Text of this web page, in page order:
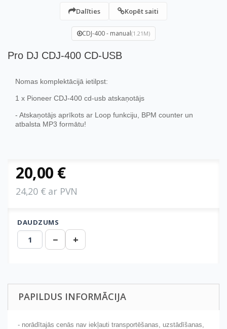
Dalīties Kopēt saiti
CDJ-400 - manual(1.21M)
Pro DJ CDJ-400 CD-USB
Nomas komplektācijā ietilpst:
1 x Pioneer CDJ-400 cd-usb atskaņotājs
- Atskaņotājs aprīkots ar Loop funkciju, BPM counter un
atbalsta MP3 formātu!
20,00 €
24,20 € ar PVN
DAUDZUMS
− +
PAPILDUS INFORMĀCIJA
- norādītajās cenās nav iekļauti transportēšanas, uzstādīšanas,